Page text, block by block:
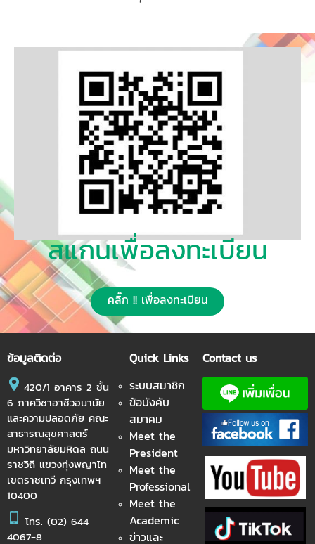
สแกนเพื่อลงทะเบียน
คลิ๊ก !! เพื่อลงทะเบียน
ข้อมูลติดต่อ
420/1 อาคาร 2 ชั้น
6 ภาควิชาอาชีวอนามัย
และความปลอดภัย คณะ
สาธารณสุขศาสตร์
มหาวิทยาลัยมหิดล ถนน
ราชวิถี แขวงทุ่งพญาไท
เขตราชเทวี กรุงเทพฯ
10400
โทร. (02) 644
4067-8
Quick Links
ระบบสมาชิก
ข้อบังคับ
สมาคม
Meet the
President
Meet the
Professional
Meet the
Academic
ข่าวและ
Contact us